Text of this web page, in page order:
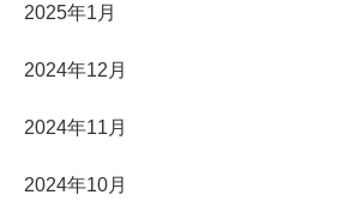
2025年1月
2024年12月
2024年11月
2024年10月